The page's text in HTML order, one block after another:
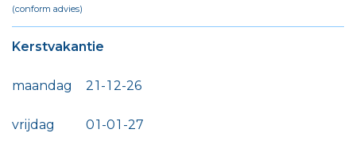
(conform advies)
Kerstvakantie
maandag 21 -1 2-26
vrijdag 01 -01 -27